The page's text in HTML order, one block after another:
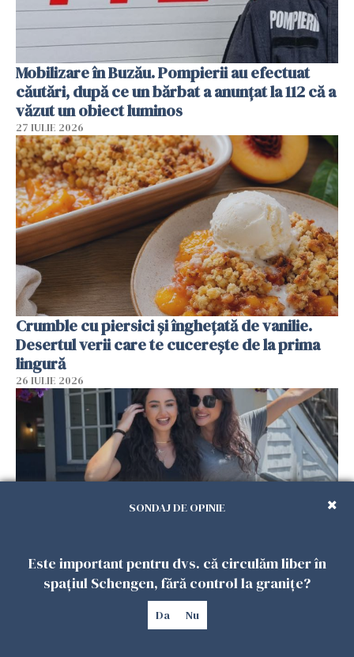
Mobilizare în Buzău. Pompierii au efectuat
căutări, după ce un bărbat a anunțat la 112 că a
văzut un obiect luminos
27 IULIE 2026
Crumble cu piersici și înghețată de vanilie.
Desertul verii care te cucerește de la prima
lingură
26 IULIE 2026
Cum au devenit două românce de neînlocuit
într-un restaurant din SUA. Patronul: „Nu știu
ce o să mă fac fără voi”
SONDAJ DE OPINIE
Este important pentru dvs. că circulăm liber în
spațiul Schengen, fără control la granițe?
Da Nu